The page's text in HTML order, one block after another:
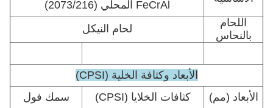
FeCrAl المحلي (2073/216)
اللحام
بالنحاس
لحام النيكل
الأبعاد وكثافة الخلية (CPSI)
الأبعاد (مم)
كثافات الخلايا (CPSI)
سمك فول